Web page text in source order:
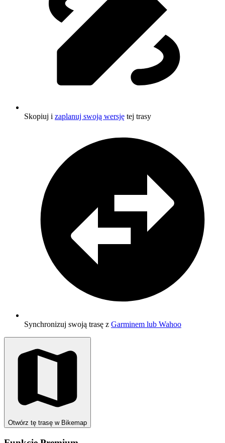
Skopiuj i zaplanuj swoją wersję tej trasy
Synchronizuj swoją trasę z Garminem lub Wahoo
Otwórz tę trasę w Bikemap